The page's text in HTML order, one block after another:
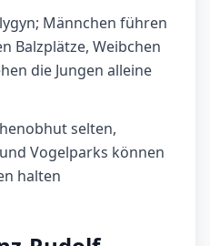
Männchen führen
Balzplätze, Weibchen
die Jungen alleine
selten,
Vogelparks können
halten